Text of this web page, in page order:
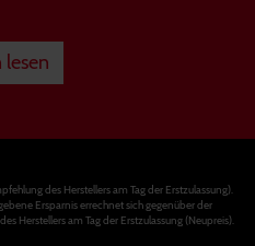
des Herstellers am Tag der Erstzulassung).
Ersparnis errechnet sich gegenüber der
Herstellers am Tag der Erstzulassung (Neupreis).